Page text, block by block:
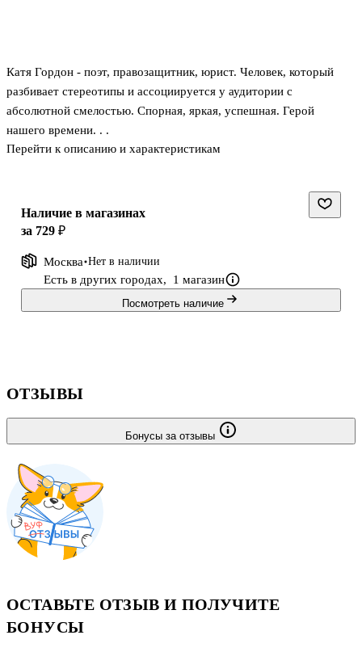
Катя Гордон - поэт, правозащитник, юрист. Человек, который
разбивает стереотипы и ассоциируется у аудитории с
абсолютной смелостью. Спорная, яркая, успешная. Герой
нашего времени. . .
Перейти к описанию и характеристикам
Наличие в магазинах
за 729 ₽
Москва Нет в наличии
Есть в других городах, 1 магазин
Посмотреть наличие
ОТЗЫВЫ
Бонусы за отзывы
ОСТАВЬТЕ ОТЗЫВ И ПОЛУЧИТЕ
БОНУСЫ